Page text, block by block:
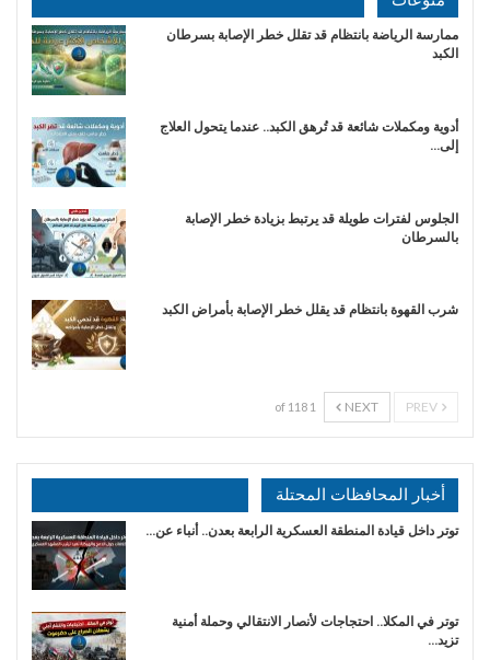
ممارسة الرياضة بانتظام قد تقلل خطر الإصابة بسرطان
الكبد
أدوية ومكملات شائعة قد تُرهق الكبد.. عندما يتحول العلاج
إلى…
الجلوس لفترات طويلة قد يرتبط بزيادة خطر الإصابة
بالسرطان
شرب القهوة بانتظام قد يقلل خطر الإصابة بأمراض الكبد
NEXT
1 of 118
أخبار المحافظات المحتلة
توتر داخل قيادة المنطقة العسكرية الرابعة بعدن.. أنباء عن…
توتر في المكلا.. احتجاجات لأنصار الانتقالي وحملة أمنية
تزيد…